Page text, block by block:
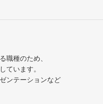
職種のため、
ています。
ンテーションなど